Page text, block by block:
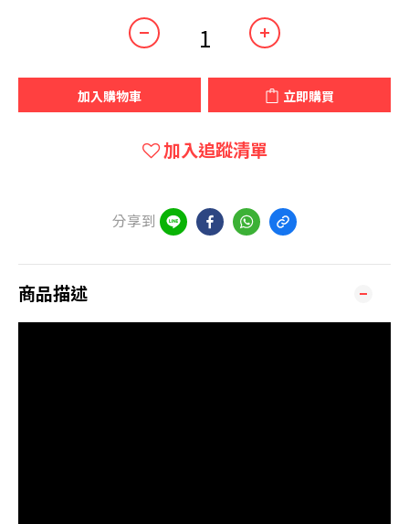
加入購物車 立即購買
加入追蹤清單
分享到
商品描述